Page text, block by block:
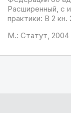
Расширенный, с
практики: В 2
М.: Статут, 2004